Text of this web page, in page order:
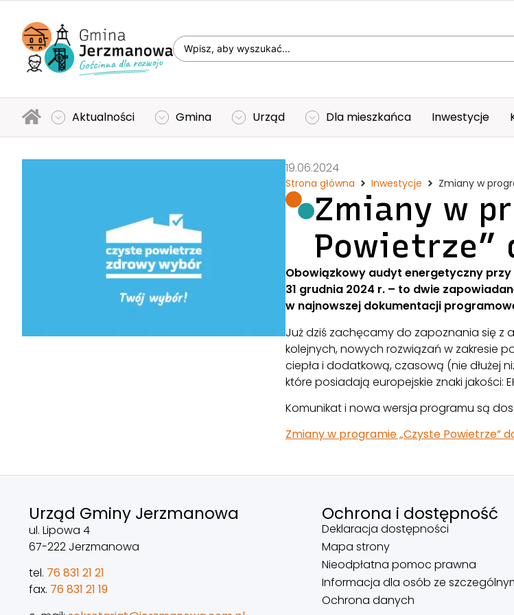
Aktualności Gmina Urząd Dla mieszkańca Inwestycje
19.06.2024
Strona główna Inwestycje Zmiany w
Zmiany w
Powietrze”
Obowiązkowy audyt energetyczny przy
31 grudnia 2024 r. – to dwie
w najnowszej dokumentacji
Już dziś zachęcamy do zapoznania się z
kolejnych, nowych rozwiązań w zakresie
ciepła i dodatkową, czasową (nie dłużej
które posiadają europejskie znaki jakości:
Komunikat i nowa wersja programu są
Zmiany w programie „Czyste Powietrze”
Urząd Gminy Jerzmanowa
ul. Lipowa 4
67-222 Jerzmanowa
tel. 76 831 21 21
fax. 76 831 21 19
Ochrona i dostępność
Deklaracja dostępności
Mapa strony
Nieodpłatna pomoc prawna
Informacja dla osób ze
Ochrona danych